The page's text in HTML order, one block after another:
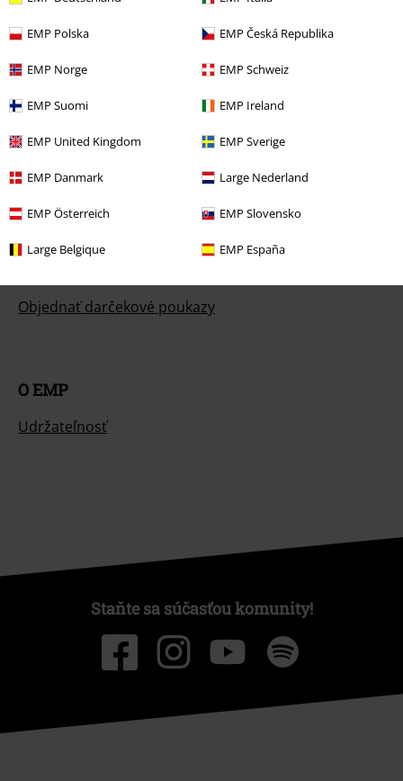
EMP Polska EMP Česká Republika
EMP Norge EMP Schweiz
EMP Suomi EMP Ireland
EMP United Kingdom EMP Sverige
EMP Danmark Large Nederland
EMP Österreich EMP Slovensko
Large Belgique EMP España
Podmienky vrátenia tovaru
Vrátenie tovaru
Všeobecné informácie o veľkostiach
Zrušiť členstvo v BSC
Spôsoby platby
Objednať darčekové poukazy
O EMP
Udržateľnosť
Staňte sa súčasťou komunity!